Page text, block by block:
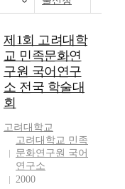
제1회 고려대학
교 민족문화연
구원 국어연구
소 전국 학술대
회
고려대학교
고려대학교 민족
문화연구원 국어
연구소
2000